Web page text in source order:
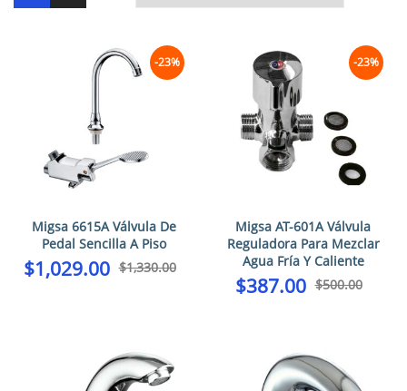
-23%
Migsa 6615A Válvula De
Pedal Sencilla A Piso
$1,330.00
$1,029.00
-23%
Migsa AT-601A Válvula
Reguladora Para Mezclar
Agua Fría Y Caliente
$500.00
$387.00